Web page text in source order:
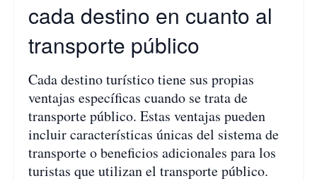
cada destino en cuanto al
transporte público
Cada destino turístico tiene sus propias
ventajas específicas cuando se trata de
transporte público. Estas ventajas pueden
incluir características únicas del sistema de
transporte o beneficios adicionales para los
turistas que utilizan el transporte público.